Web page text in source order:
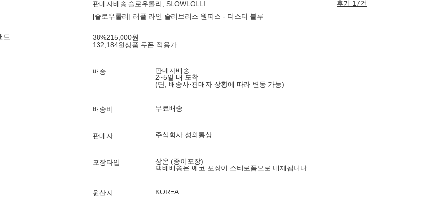
드
판매자배송 슬로우롤리, SLOWLOLLI
후기 17건
[슬로우롤리] 러플 라인 슬리브리스 원피스 - 더스티 블루
38%215,000원
132,184원상품 쿠폰 적용가
배송
판매자배송
2~5일 내 도착
(단, 배송사·판매자 상황에 따라 변동 가능)
배송비 무료배송
판매자 주식회사 성의통상
포장타입
상온 (종이포장)
택배배송은 에코 포장이 스티로폼으로 대체됩니다.
원산지 KOREA